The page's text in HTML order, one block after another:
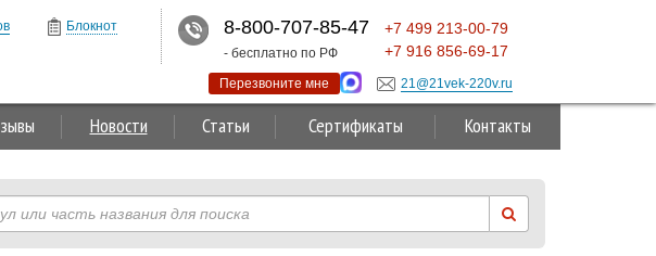
Новости Статьи Сертификаты Контакты
Блокнот 8-800-707-85-47
- бесплатно по РФ
+7 499 213-00-79
+7 916 856-69-17
Перезвоните мне 21@21vek-220v.ru